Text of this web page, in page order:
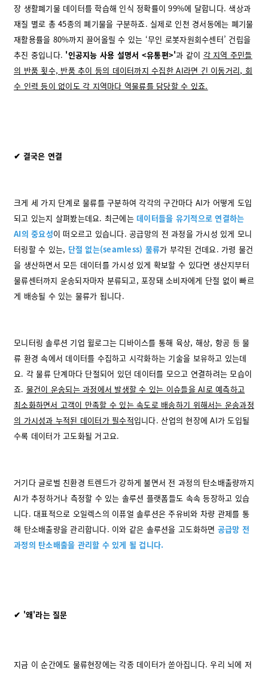
장 생활폐기물 데이터를 학습해 인식 정확률이 99%에 달합니다. 색상과
재질 별로 총 45종의 폐기물을 구분하죠. 실제로 인천 경서동에는 폐기물
재활용률을 80%까지 끌어올릴 수 있는 ‘무인 로봇자원회수센터’ 건립을
추진 중입니다. '인공지능 사용 설명서 <유통편>'과 같이 각 지역 주민들
의 반품 횟수, 반품 추이 등의 데이터까지 수집한 AI라면 긴 이동거리, 회
수 인력 등이 없이도 각 지역마다 역물류를 담당할 수 있죠.
✔ 결국은 연결
크게 세 가지 단계로 물류를 구분하여 각각의 구간마다 AI가 어떻게 도입
되고 있는지 살펴봤는데요. 최근에는데이터들을 유기적으로 연결하는
AI의 중요성이 떠오르고 있습니다. 공급망의 전 과정을 가시성 있게 모니
터링할 수 있는, 단절 없는(seamless) 물류가 부각된 건데요. 가령 물건
을 생산하면서 모든 데이터를 가시성 있게 확보할 수 있다면 생산지부터
물류센터까지 운송되자마자 분류되고, 포장돼 소비자에게 단절 없이 빠르
게 배송될 수 있는 물류가 됩니다.
모니터링 솔루션 기업 윌로그는 디바이스를 통해 육상, 해상, 항공 등 물
류 환경 속에서 데이터를 수집하고 시각화하는 기술을 보유하고 있는데
요. 각 물류 단계마다 단절되어 있던 데이터를 모으고 연결하려는 모습이
죠. 물건이 운송되는 과정에서 발생할 수 있는 이슈들을 AI로 예측하고
최소화하면서 고객이 만족할 수 있는 속도로 배송하기 위해서는 운송과정
의 가시성과 누적된 데이터가 필수적입니다. 산업의 현장에 AI가 도입될
수록 데이터가 고도화될 거고요.
거기다 글로벌 친환경 트렌드가 강하게 불면서 전 과정의 탄소배출량까지
AI가 추정하거나 측정할 수 있는 솔루션 플랫폼들도 속속 등장하고 있습
니다. 대표적으로 오일렉스의 이퓨얼 솔루션은 주유비와 차량 관제를 통
해 탄소배출량을 관리합니다. 이와 같은 솔루션을 고도화하면 공급망 전
과정의 탄소배출을 관리할 수 있게 될 겁니다.
✔ '왜'라는 질문
지금 이 순간에도 물류현장에는 각종 데이터가 쏟아집니다. 우리 뇌에 저